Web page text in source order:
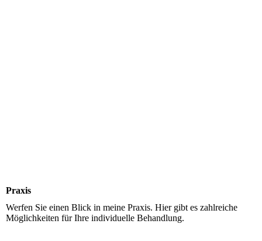
Praxis
Werfen Sie einen Blick in meine Praxis. Hier gibt es zahlreiche
Möglichkeiten für Ihre individuelle Behandlung.